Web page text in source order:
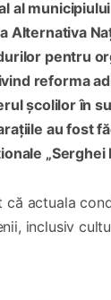
al
Alternativa
pentru
reforma
școlilor în
au fost
„Serghei
că actuala
inclusiv